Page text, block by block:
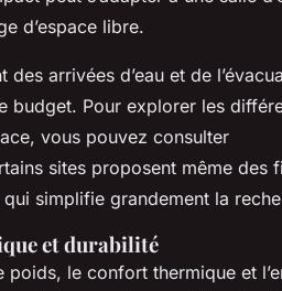
d’espace libre.
des arrivées d’eau et de
budget. Pour explorer les
vous pouvez consulter
sites proposent même des
simplifie grandement la
et durabilité
le confort thermique et